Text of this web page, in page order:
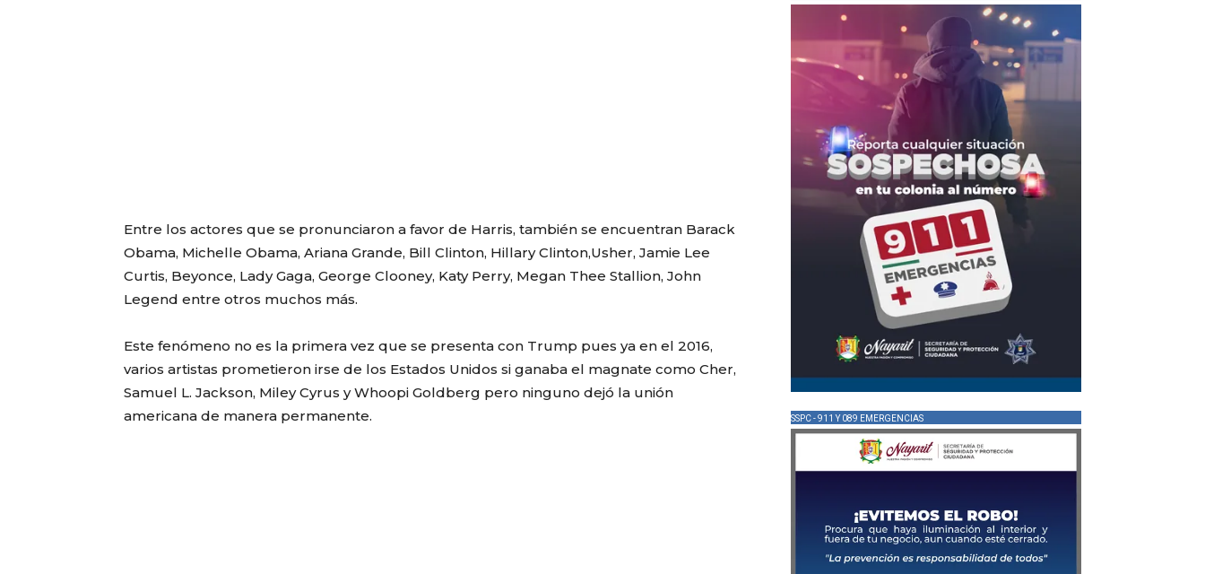
Entre los actores que se pronunciaron a favor de Harris, también se encuentran Barack
Obama, Michelle Obama, Ariana Grande, Bill Clinton, Hillary Clinton,Usher, Jamie Lee
Curtis, Beyonce, Lady Gaga, George Clooney, Katy Perry, Megan Thee Stallion, John
Legend entre otros muchos más.
Este fenómeno no es la primera vez que se presenta con Trump pues ya en el 2016,
varios artistas prometieron irse de los Estados Unidos si ganaba el magnate como Cher,
Samuel L. Jackson, Miley Cyrus y Whoopi Goldberg pero ninguno dejó la unión
americana de manera permanente.
SSPC - 911 Y 089 EMERGENCIAS